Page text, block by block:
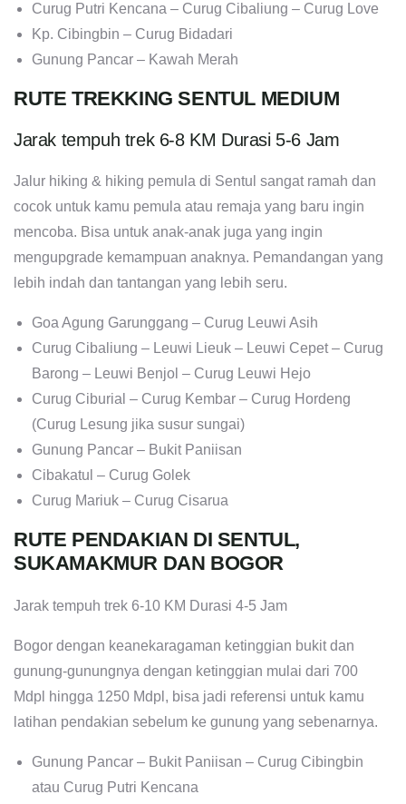
Curug Putri Kencana – Curug Cibaliung – Curug Love
Kp. Cibingbin – Curug Bidadari
Gunung Pancar – Kawah Merah
RUTE TREKKING SENTUL MEDIUM
Jarak tempuh trek 6-8 KM Durasi 5-6 Jam
Jalur hiking & hiking pemula di Sentul sangat ramah dan
cocok untuk kamu pemula atau remaja yang baru ingin
mencoba. Bisa untuk anak-anak juga yang ingin
mengupgrade kemampuan anaknya. Pemandangan yang
lebih indah dan tantangan yang lebih seru.
Goa Agung Garunggang – Curug Leuwi Asih
Curug Cibaliung – Leuwi Lieuk – Leuwi Cepet – Curug
Barong – Leuwi Benjol – Curug Leuwi Hejo
Curug Ciburial – Curug Kembar – Curug Hordeng
(Curug Lesung jika susur sungai)
Gunung Pancar – Bukit Paniisan
Cibakatul – Curug Golek
Curug Mariuk – Curug Cisarua
RUTE PENDAKIAN DI SENTUL,
SUKAMAKMUR DAN BOGOR
Jarak tempuh trek 6-10 KM Durasi 4-5 Jam
Bogor dengan keanekaragaman ketinggian bukit dan
gunung-gunungnya dengan ketinggian mulai dari 700
Mdpl hingga 1250 Mdpl, bisa jadi referensi untuk kamu
latihan pendakian sebelum ke gunung yang sebenarnya.
Gunung Pancar – Bukit Paniisan – Curug Cibingbin
atau Curug Putri Kencana